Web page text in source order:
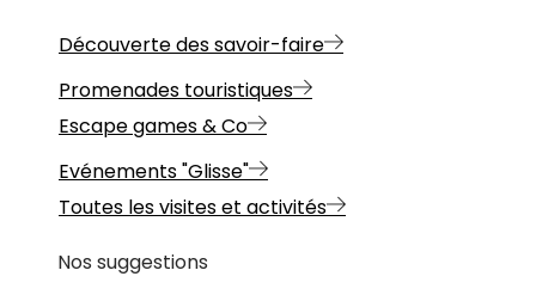
Découverte des savoir-faire
Promenades touristiques
Escape games & Co
Evénements "Glisse"
Toutes les visites et activités
Nos suggestions